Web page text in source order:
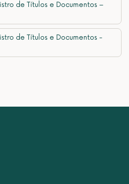
de Títulos e Documentos –
de Títulos e Documentos -